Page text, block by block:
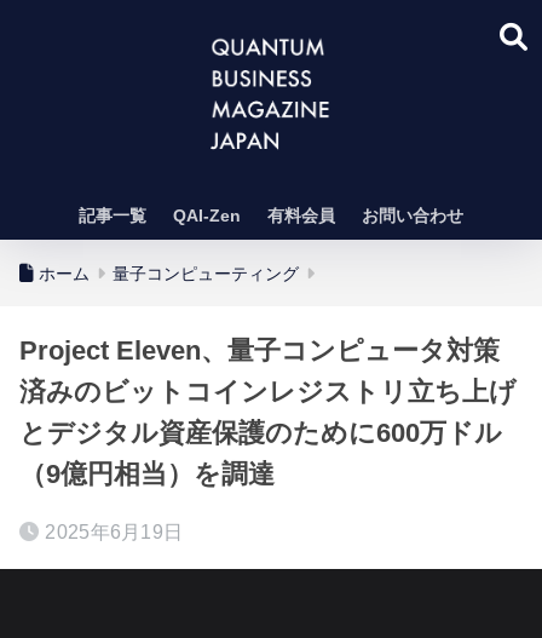
記事一覧 QAI-Zen 有料会員 お問い合わせ
ホーム 量子コンピューティング
Project Eleven、量子コンピュータ対策
済みのビットコインレジストリ立ち上げ
とデジタル資産保護のために600万ドル
（9億円相当）を調達
2025年6月19日